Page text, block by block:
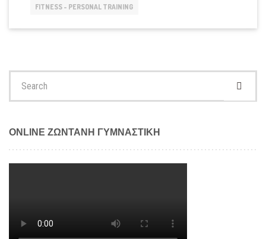
FITNESS - PERSONAL TRAINING
ONLINE ΖΩΝΤΑΝΗ ΓΥΜΝΑΣΤΙΚΗ